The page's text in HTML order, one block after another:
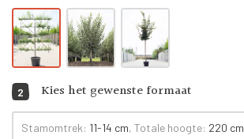
2 Kies het gewenste formaat
Stamomtrek: 11-14 cm, Totale hoogte: 220 cm